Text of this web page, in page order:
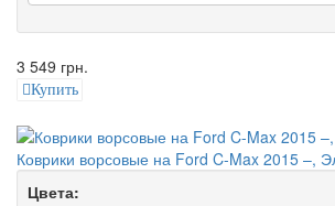
3 549 грн.
Купить
Коврики ворсовые на Ford C-Max 2015 –,
Цвета: